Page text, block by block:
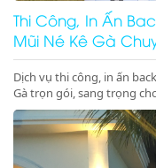
Thi Công, In Ấn
Mũi Né Kê Gà
Dịch vụ thi công, in ấn
Gà trọn gói, sang trọng
đúng tiến độ. Gọi ngay!